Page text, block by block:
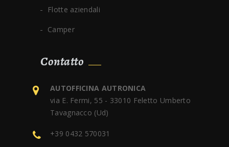
Flotte aziendali
Camper
Contatto
AUTOFFICINA AUTRONICA
via E. Fermi, 55 - 33010 Feletto Umberto
Tavagnacco (Ud)
+39 0432 570031